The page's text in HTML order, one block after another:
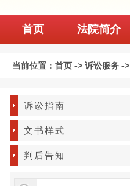
首页 法院简介
当前位置： 首页 -> 诉讼服务 ->
诉讼指南
文书样式
判后告知